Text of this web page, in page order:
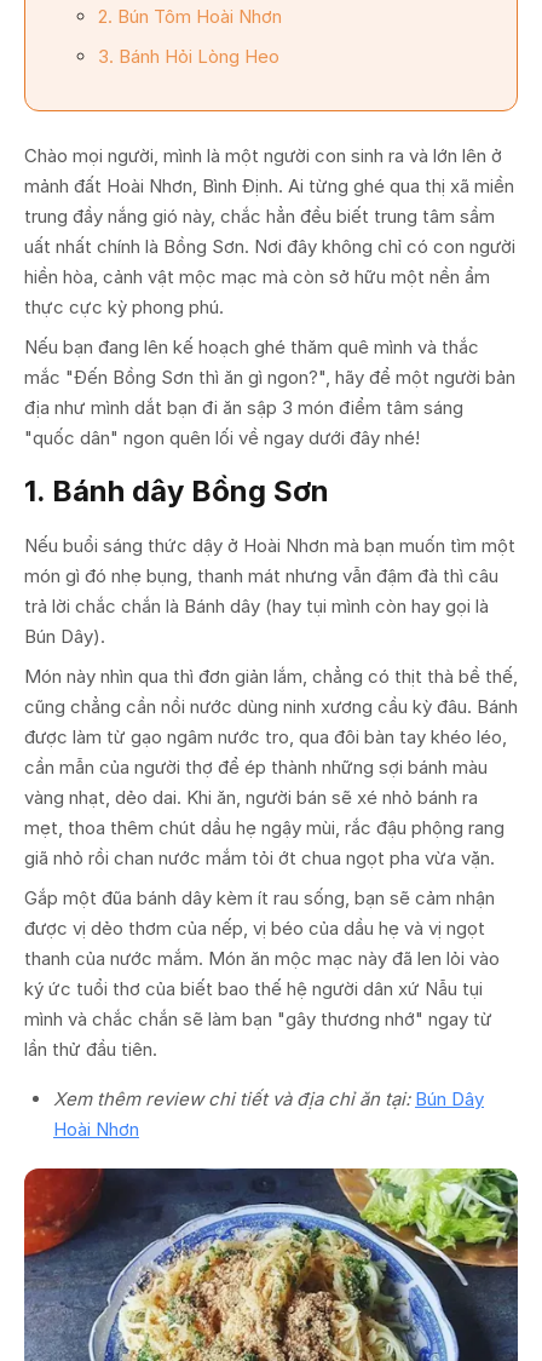
2. Bún Tôm Hoài Nhơn
3. Bánh Hỏi Lòng Heo
Chào mọi người, mình là một người con sinh ra và lớn lên ở
mảnh đất Hoài Nhơn, Bình Định. Ai từng ghé qua thị xã miền
trung đầy nắng gió này, chắc hẳn đều biết trung tâm sầm
uất nhất chính là Bồng Sơn. Nơi đây không chỉ có con người
hiền hòa, cảnh vật mộc mạc mà còn sở hữu một nền ẩm
thực cực kỳ phong phú.
Nếu bạn đang lên kế hoạch ghé thăm quê mình và thắc
mắc "Đến Bồng Sơn thì ăn gì ngon?", hãy để một người bản
địa như mình dắt bạn đi ăn sập 3 món điểm tâm sáng
"quốc dân" ngon quên lối về ngay dưới đây nhé!
1. Bánh dây Bồng Sơn
Nếu buổi sáng thức dậy ở Hoài Nhơn mà bạn muốn tìm một
món gì đó nhẹ bụng, thanh mát nhưng vẫn đậm đà thì câu
trả lời chắc chắn là Bánh dây (hay tụi mình còn hay gọi là
Bún Dây).
Món này nhìn qua thì đơn giản lắm, chẳng có thịt thà bề thế,
cũng chẳng cần nồi nước dùng ninh xương cầu kỳ đâu. Bánh
được làm từ gạo ngâm nước tro, qua đôi bàn tay khéo léo,
cần mẫn của người thợ để ép thành những sợi bánh màu
vàng nhạt, dẻo dai. Khi ăn, người bán sẽ xé nhỏ bánh ra
mẹt, thoa thêm chút dầu hẹ ngậy mùi, rắc đậu phộng rang
giã nhỏ rồi chan nước mắm tỏi ớt chua ngọt pha vừa vặn.
Gắp một đũa bánh dây kèm ít rau sống, bạn sẽ cảm nhận
được vị dẻo thơm của nếp, vị béo của dầu hẹ và vị ngọt
thanh của nước mắm. Món ăn mộc mạc này đã len lỏi vào
ký ức tuổi thơ của biết bao thế hệ người dân xứ Nẫu tụi
mình và chắc chắn sẽ làm bạn "gây thương nhớ" ngay từ
lần thử đầu tiên.
Xem thêm review chi tiết và địa chỉ ăn tại: Bún Dây
Hoài Nhơn